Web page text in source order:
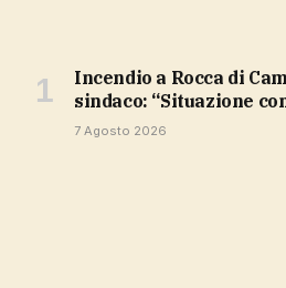
Incendio a Rocca di Cambio, l’allarme del
sindaco: “Situazione
7 Agosto 2026